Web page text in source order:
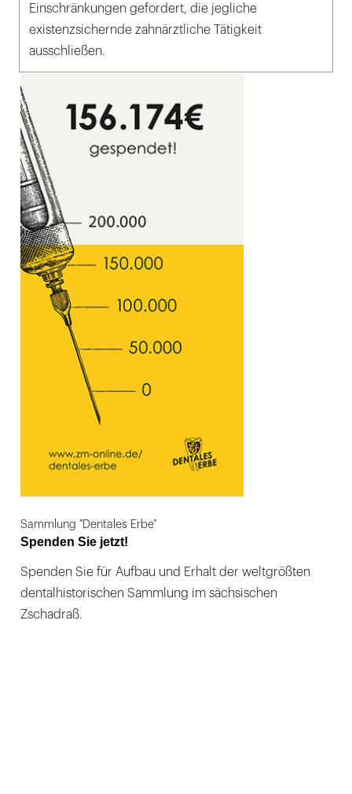
Einschränkungen gefordert, die jegliche
existenzsichernde zahnärztliche Tätigkeit
ausschließen.
Sammlung "Dentales Erbe"
Spenden Sie jetzt!
Spenden Sie für Aufbau und Erhalt der weltgrößten
dentalhistorischen Sammlung im sächsischen
Zschadraß.